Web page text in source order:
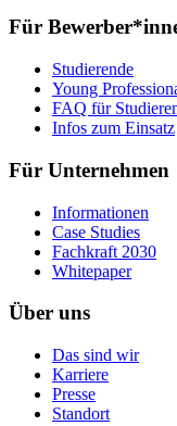
Für
Studierende
Young
FAQ für
Infos zum Einsatz
Für Unternehmen
Informationen
Case Studies
Fachkraft 2030
Whitepaper
Über uns
Das sind wir
Karriere
Presse
Standort